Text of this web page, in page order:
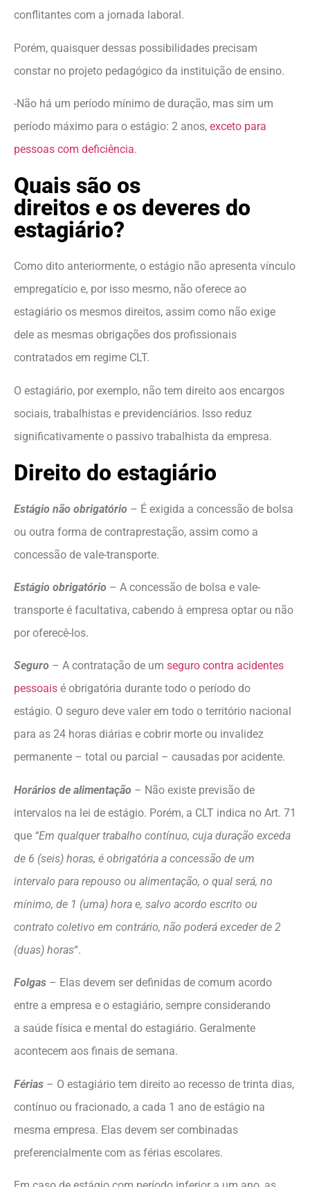
conflitantes com a jornada laboral.
Porém, quaisquer dessas possibilidades precisam
constar no projeto pedagógico da instituição de ensino.
-Não há um período mínimo de duração, mas sim um
período máximo para o estágio: 2 anos, exceto para
pessoas com deficiência.
Quais são os
direitos e os deveres do
estagiário?
Como dito anteriormente, o estágio não apresenta vínculo
empregatício e, por isso mesmo, não oferece ao
estagiário os mesmos direitos, assim como não exige
dele as mesmas obrigações dos profissionais
contratados em regime CLT.
O estagiário, por exemplo, não tem direito aos encargos
sociais, trabalhistas e previdenciários. Isso reduz
significativamente o passivo trabalhista da empresa.
Direito do estagiário
Estágio não obrigatório – É exigida a concessão de bolsa
ou outra forma de contraprestação, assim como a
concessão de vale-transporte.
Estágio obrigatório – A concessão de bolsa e vale-
transporte é facultativa, cabendo à empresa optar ou não
por oferecê-los.
Seguro – A contratação de um seguro contra acidentes
pessoais é obrigatória durante todo o período do
estágio. O seguro deve valer em todo o território nacional
para as 24 horas diárias e cobrir morte ou invalidez
permanente – total ou parcial – causadas por acidente.
Horários de alimentação – Não existe previsão de
intervalos na lei de estágio. Porém, a CLT indica no Art. 71
que “Em qualquer trabalho contínuo, cuja duração exceda
de 6 (seis) horas, é obrigatória a concessão de um
intervalo para repouso ou alimentação, o qual será, no
mínimo, de 1 (uma) hora e, salvo acordo escrito ou
contrato coletivo em contrário, não poderá exceder de 2
(duas) horas“.
Folgas – Elas devem ser definidas de comum acordo
entre a empresa e o estagiário, sempre considerando
a saúde física e mental do estagiário. Geralmente
acontecem aos finais de semana.
Férias – O estagiário tem direito ao recesso de trinta dias,
contínuo ou fracionado, a cada 1 ano de estágio na
mesma empresa. Elas devem ser combinadas
preferencialmente com as férias escolares.